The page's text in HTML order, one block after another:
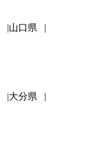
山口県
大分県